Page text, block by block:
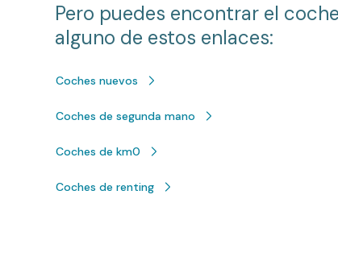
Pero puedes encontrar el
alguno de estos enlaces:
Coches nuevos
Coches de segunda mano
Coches de km0
Coches de renting